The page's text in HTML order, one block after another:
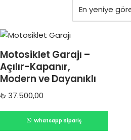
Motosiklet Garajı –
Açılır-Kapanır,
Modern ve Dayanıklı
₺ 37.500,00
Whatsapp Sipariş